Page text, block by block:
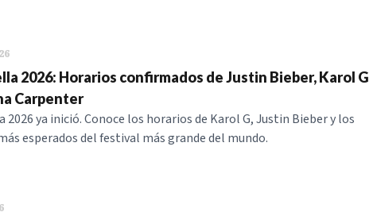
2026: Horarios confirmados de Justin Bieber, Karol G
Carpenter
2026 ya inició. Conoce los horarios de Karol G, Justin Bieber y los
esperados del festival más grande del mundo.